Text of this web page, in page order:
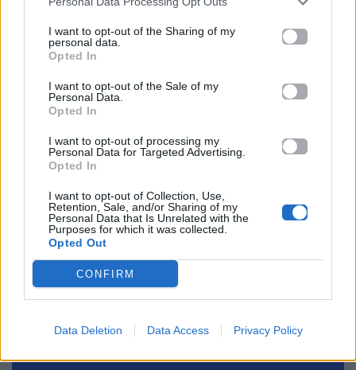
I want to opt-out of the Sharing of my
personal data.
Opted In
I want to opt-out of the Sale of my
Personal Data.
Opted In
I want to opt-out of processing my
Personal Data for Targeted Advertising.
Opted In
I want to opt-out of Collection, Use,
Retention, Sale, and/or Sharing of my
Personal Data that Is Unrelated with the
Purposes for which it was collected.
Opted Out
CONFIRM
Data Deletion Data Access Privacy Policy
ακολουθήστε μας στοInstagram.
Tarantino
ΠΡΕΜΙΕΡΑ
Ακολουθήστε το
Mad.gr στο Google
Ακολουθήστε το
Mad.gr στο MSN
Μοιράσου αυτό το άρθρο